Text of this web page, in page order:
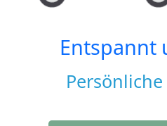
Entspannt